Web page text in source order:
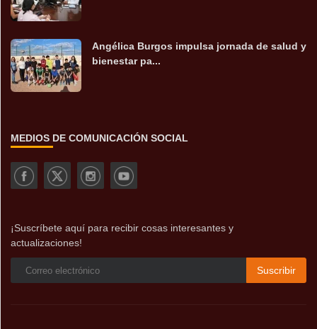
Angélica Burgos impulsa jornada de salud y
bienestar pa...
MEDIOS DE COMUNICACIÓN SOCIAL
¡Suscríbete aquí para recibir cosas interesantes y
actualizaciones!
Suscribir